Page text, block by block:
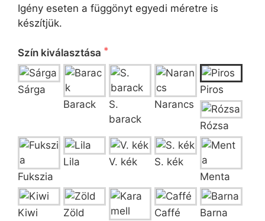
Igény eseten a függönyt egyedi méretre is
készítjük.
Szín kiválasztása
Sárga
Barack
S.
barack
Narancs
Piros
Rózsa
Fukszia
Lila V. kék
S. kék
Menta
Kiwi
Zöld
Caffé Barna